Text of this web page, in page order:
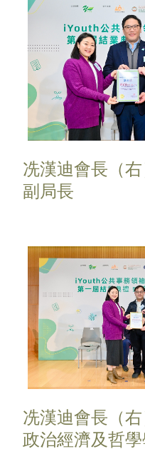
冼漢迪會長（
副局長
冼漢迪會長（
政治經濟及哲